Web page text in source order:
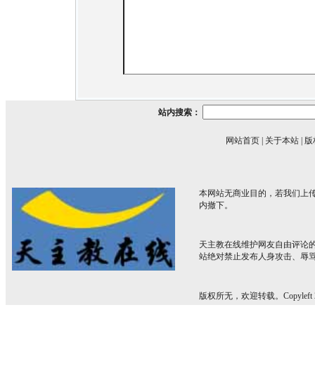
站内搜索：
网站首页 关于本站 版
本网站无商业目的，若我们上
内撤下。
天主教在线维护网友自由评论
站绝对禁止发布人身攻击、辱
版权所无，欢迎转载。